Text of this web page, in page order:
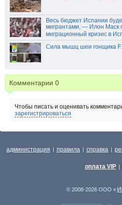
Весь бюджет Испании
мигрантами, — Илон Маск
миграционный кризис в
Сила мышц шеи гонщика
Комментарии 0
Чтобы писать и оценивать
зарегистрироваться
администрация | правила | справка |
оплата VIP |
© 2008-2026 ООО «